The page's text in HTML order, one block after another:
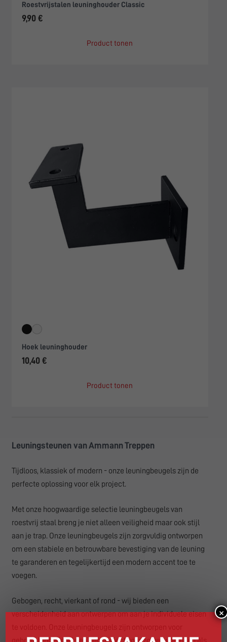
Roestvrijstalen leuninghouder Classic
9,90 €
Product tonen
Hoek leuninghouder
10,40 €
Product tonen
Leuningsteunen van Ammann Treppen
Tijdloos, klassiek of modern - onze leuningbeugels zijn de
perfecte oplossing voor elk project.
Met onze hoogwaardige selectie leuningbeugels van
roestvrij staal breng je niet alleen veiligheid maar ook stijl
aan je trap. Onze leuningbeugels zijn zorgvuldig ontworpen
om een stabiele en betrouwbare bevestiging van de leuning
te garanderen en tegelijkertijd een modern accent toe te
voegen.
Gebogen, recht, vierkant of rond - wij bieden een
verscheidenheid aan ontwerpen om aan je individuele eisen
te voldoen. Onze leuningbeugels zijn ontworpen voor
×